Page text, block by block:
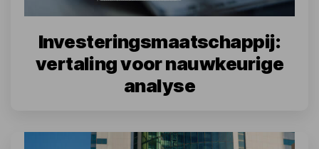
Investeringsmaatschappij:
vertaling voor nauwkeurige
analyse